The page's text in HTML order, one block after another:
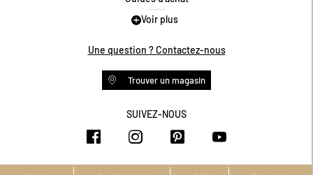
Guide des tailles
Programme de fidélité
Conditions des offres
Livraison et retours
Voir plus
Une question ? Contactez-nous
Trouver un magasin
SUIVEZ-NOUS
https://www.facebook.com/
https://https://